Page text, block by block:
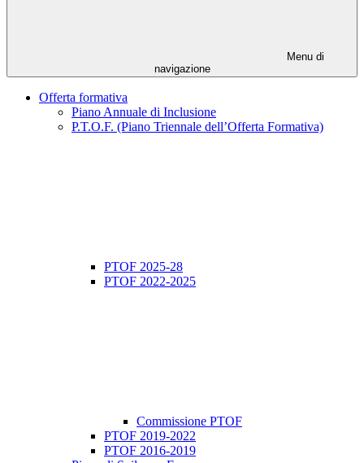
Menu di
navigazione
Offerta formativa
Piano Annuale di Inclusione
P.T.O.F. (Piano Triennale dell’Offerta Formativa)
PTOF 2025-28
PTOF 2022-2025
Commissione PTOF
PTOF 2019-2022
PTOF 2016-2019